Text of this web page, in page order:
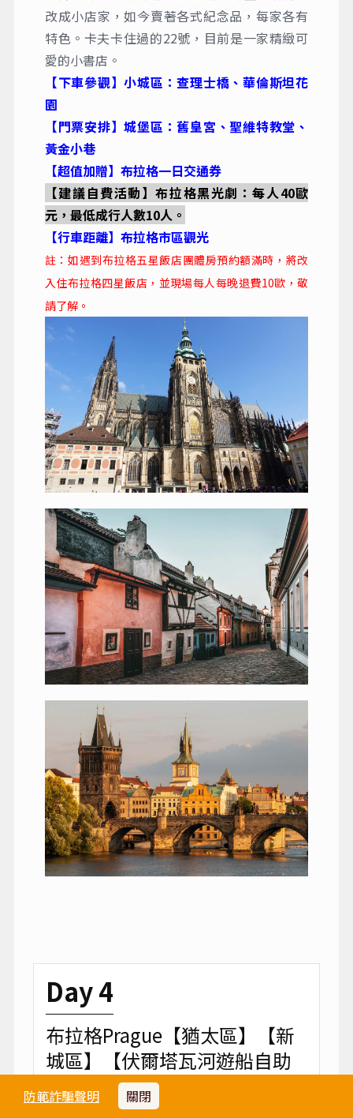
防範詐騙聲明 關閉
改成小店家，如今賣著各式紀念品，每家各有
特色。卡夫卡住過的22號，目前是一家精緻可
愛的小書店。
【下車參觀】小城區：查理士橋、華倫斯坦花
園
【門票安排】城堡區：舊皇宮、聖維特教堂、
黃金小巷
【超值加贈】布拉格一日交通券
【建議自費活動】布拉格黑光劇：每人40歐
元，最低成行人數10人。
【行車距離】布拉格市區觀光
註：如遇到布拉格五星飯店團體房預約額滿時，將改
入住布拉格四星飯店，並現場每人每晚退費10歐，敬
請了解。
Day 4
布拉格Prague【猶太區】【新
城區】【伏爾塔瓦河遊船自助
餐】